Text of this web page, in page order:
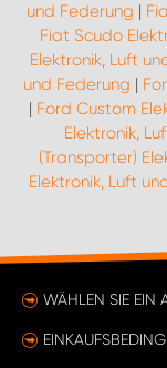
und Federung |
Fiat Scudo
Elektronik, Luft
und Federung |
| Ford Custom
Elektronik,
(Transporter)
Elektronik, Luft
WÄHLEN SIE EIN